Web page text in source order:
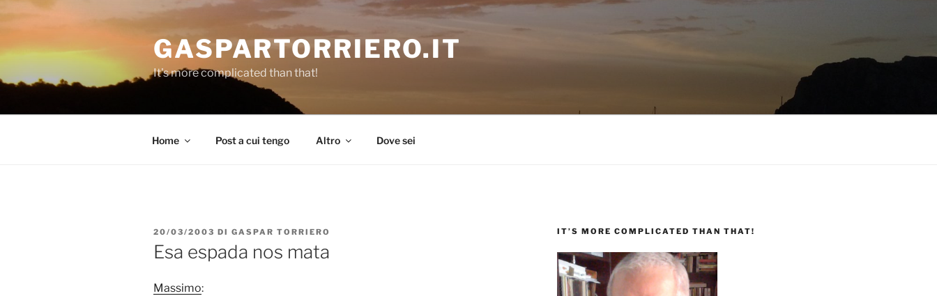
GASPARTORRIERO.IT
It's more complicated than that!
Home Post a cui tengo Altro Dove sei
PUBBLICATO
IL
20/03/2003 DI GASPAR TORRIERO
Esa espada nos mata
Massimo:
IT’S MORE COMPLICATED THAN THAT!